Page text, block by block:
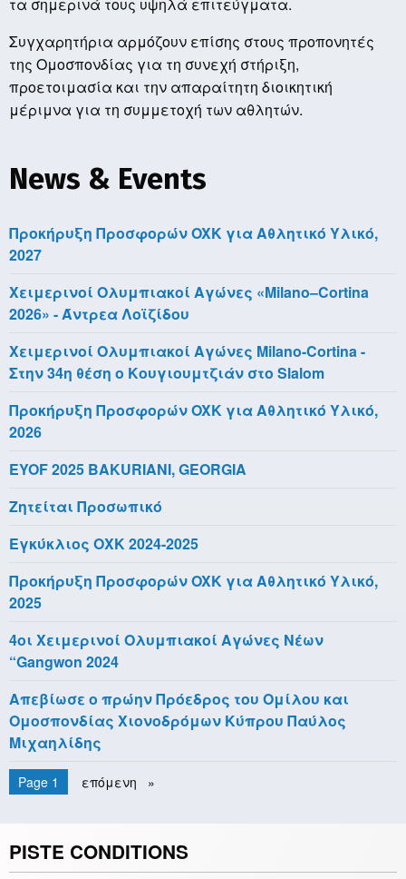
Συγχαρητήρια αρμόζουν επίσης στους προπονητές
της Ομοσπονδίας για τη συνεχή στήριξη,
προετοιμασία και την απαραίτητη διοικητική
μέριμνα για τη συμμετοχή των αθλητών.
News & Events
Προκήρυξη Προσφορών OXK για Αθλητικό Υλικό,
2027
Χειμερινοί Ολυμπιακοί Αγώνες «Milano–Cortina
2026» - Άντρεα Λοϊζίδου
Χειμερινοί Ολυμπιακοί Αγώνες Milano-Cortina -
Στην 34η θέση ο Κουγιουμτζιάν στο Slalom
Προκήρυξη Προσφορών OXK για Αθλητικό Υλικό,
2026
EYOF 2025 BAKURIANI, GEORGIA
Ζητείται Προσωπικό
Εγκύκλιος ΟΧΚ 2024-2025
Προκήρυξη Προσφορών OXK για Αθλητικό Υλικό,
2025
4οι Χειμερινοί Ολυμπιακοί Αγώνες Νέων
“Gangwon 2024
Απεβίωσε ο πρώην Πρόεδρος του Ομίλου και
Ομοσπονδίας Χιονοδρόμων Κύπρου Παύλος
Μιχαηλίδης
Pagination
You're on
Page 1
Next
επόμενη
PISTE CONDITIONS